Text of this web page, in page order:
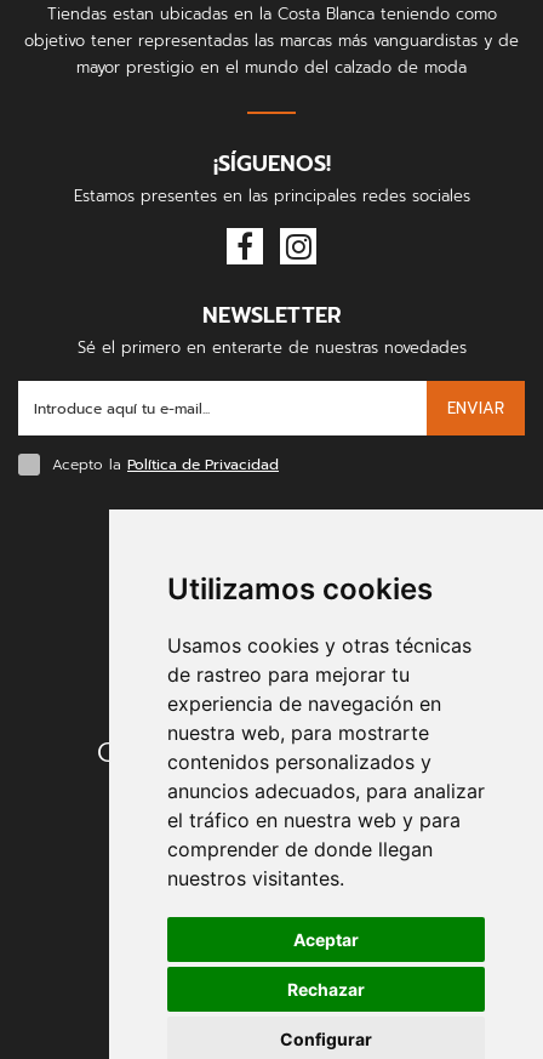
Utilizamos cookies
Usamos cookies y otras técnicas
de rastreo para mejorar tu
experiencia de navegación en
nuestra web, para mostrarte
contenidos personalizados y
anuncios adecuados, para analizar
el tráfico en nuestra web y para
comprender de donde llegan
nuestros visitantes.
Aceptar
Rechazar
Configurar
Tiendas estan ubicadas en la Costa Blanca teniendo como
objetivo tener representadas las marcas más vanguardistas y de
mayor prestigio en el mundo del calzado de moda
¡SÍGUENOS!
Estamos presentes en las principales redes sociales
NEWSLETTER
Sé el primero en enterarte de nuestras novedades
ENVIAR
Acepto la Política de Privacidad
Condiciones de contratación
Envío y entrega
Devoluciones
Formas de pago
Política de Privacidad